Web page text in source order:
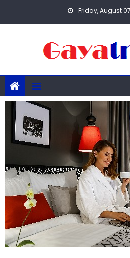
Friday, August